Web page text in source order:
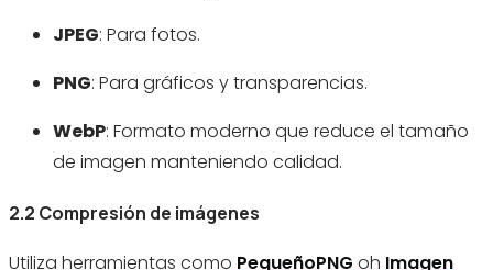
JPEG: Para fotos.
PNG: Para gráficos y transparencias.
WebP: Formato moderno que reduce el tamaño
de imagen manteniendo calidad.
2.2 Compresión de imágenes
Utiliza herramientas como PequeñoPNG oh Imagen